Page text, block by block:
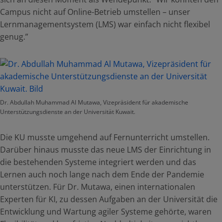
Campus nicht auf Online-Betrieb umstellen – unser
Lernmanagementsystem (LMS) war einfach nicht flexibel
genug.”
Dr. Abdullah Muhammad Al Mutawa, Vizepräsident für akademische
Unterstützungsdienste an der Universität Kuwait.
Die KU musste umgehend auf Fernunterricht umstellen.
Darüber hinaus musste das neue LMS der Einrichtung in
die bestehenden Systeme integriert werden und das
Lernen auch noch lange nach dem Ende der Pandemie
unterstützen. Für Dr. Mutawa, einen internationalen
Experten für KI, zu dessen Aufgaben an der Universität die
Entwicklung und Wartung agiler Systeme gehörte, waren